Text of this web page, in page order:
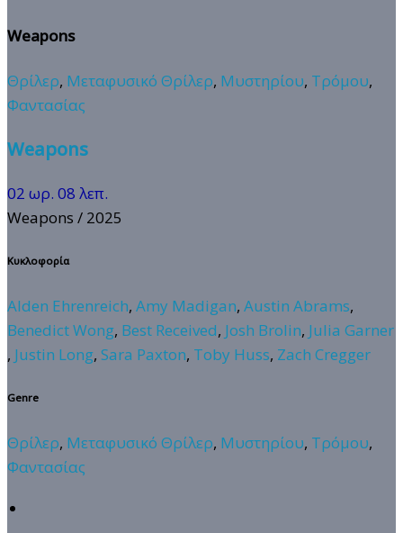
Weapons
Θρίλερ, Μεταφυσικό Θρίλερ, Μυστηρίου, Τρόμου,
Φαντασίας
Weapons
02 ωρ. 08 λεπ.
Weapons / 2025
Κυκλοφορία
Alden Ehrenreich, Amy Madigan, Austin Abrams,
Benedict Wong, Best Received, Josh Brolin, Julia Garner
, Justin Long, Sara Paxton, Toby Huss, Zach Cregger
Genre
Θρίλερ, Μεταφυσικό Θρίλερ, Μυστηρίου, Τρόμου,
Φαντασίας